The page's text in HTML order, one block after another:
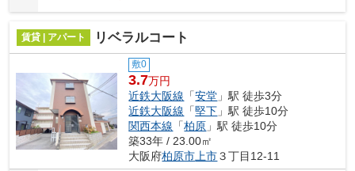
賃貸 | アパート リベラルコート
敷0
3.7万円
近鉄大阪線 「安堂 」駅 徒歩3分
近鉄大阪線 「堅下 」駅 徒歩10分
関西本線 「柏原 」駅 徒歩10分
築33年 / 23.00㎡
大阪府柏原市上市３丁目12-11